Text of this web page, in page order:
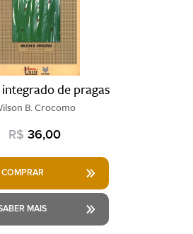
de pragas
B. Crocomo
R$ 36,00
COMPRAR
MAIS